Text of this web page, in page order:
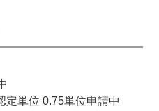
定単位 0.75単位申請中